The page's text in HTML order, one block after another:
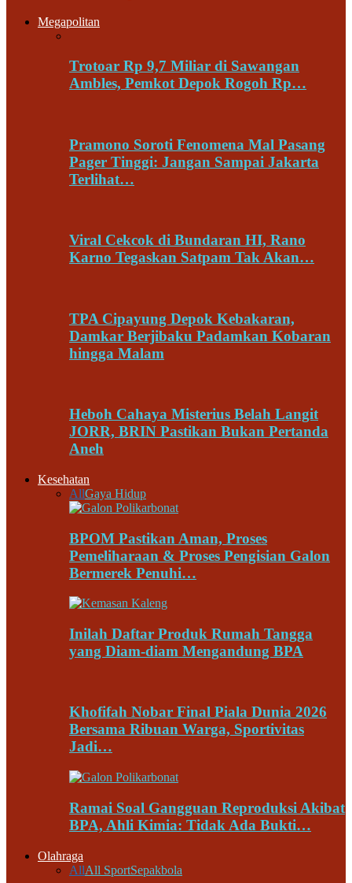
Megapolitan
Trotoar Rp 9,7 Miliar di Sawangan
Ambles, Pemkot Depok Rogoh Rp…
Pramono Soroti Fenomena Mal Pasang
Pager Tinggi: Jangan Sampai Jakarta
Terlihat…
Viral Cekcok di Bundaran HI, Rano
Karno Tegaskan Satpam Tak Akan…
TPA Cipayung Depok Kebakaran,
Damkar Berjibaku Padamkan Kobaran
hingga Malam
Heboh Cahaya Misterius Belah Langit
JORR, BRIN Pastikan Bukan Pertanda
Aneh
Kesehatan
AllGaya Hidup
BPOM Pastikan Aman, Proses
Pemeliharaan & Proses Pengisian Galon
Bermerek Penuhi…
Inilah Daftar Produk Rumah Tangga
yang Diam-diam Mengandung BPA
Khofifah Nobar Final Piala Dunia 2026
Bersama Ribuan Warga, Sportivitas
Jadi…
Ramai Soal Gangguan Reproduksi Akibat
BPA, Ahli Kimia: Tidak Ada Bukti…
Olahraga
AllAll SportSepakbola